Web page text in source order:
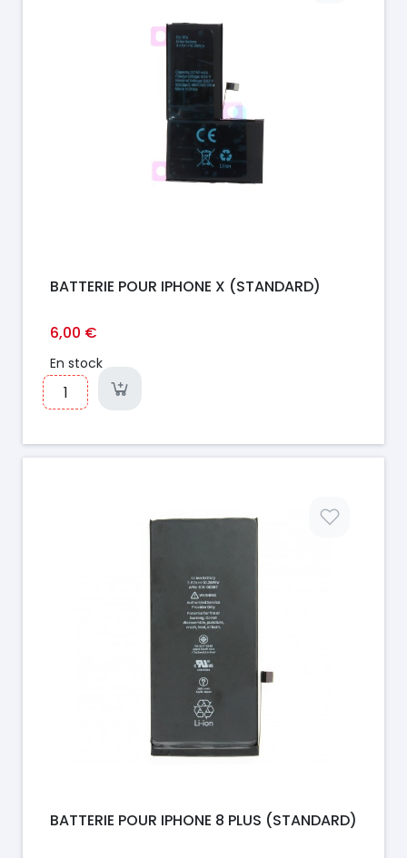
BATTERIE POUR IPHONE X (STANDARD)
6,00 €
En stock
BATTERIE POUR IPHONE 8 PLUS (STANDARD)